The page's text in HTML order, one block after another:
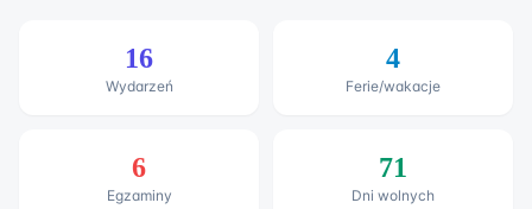
16
Wydarzeń
4
Ferie/wakacje
6
Egzaminy
71
Dni wolnych